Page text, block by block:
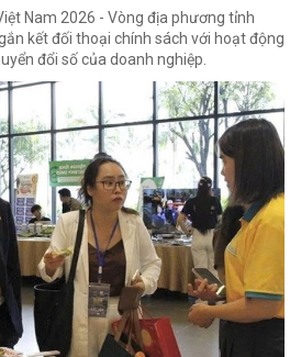
Nam 2026 - Vòng địa phương tỉnh
kết đối thoại chính sách với hoạt động
đổi số của doanh nghiệp.